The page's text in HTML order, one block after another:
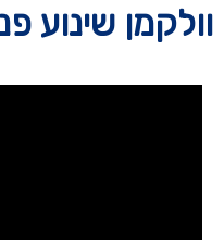
וולקמן שינוע